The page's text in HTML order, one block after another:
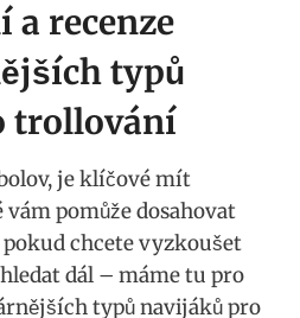
a recenze
typů
‌trollování
je klíčové ‌mít
pomůže dosahovat
chcete vyzkoušet
dál – máme tu pro
typů navijáků pro